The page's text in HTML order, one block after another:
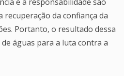
recuperação da confiança da
Portanto, o resultado dessa
águas para a luta contra a